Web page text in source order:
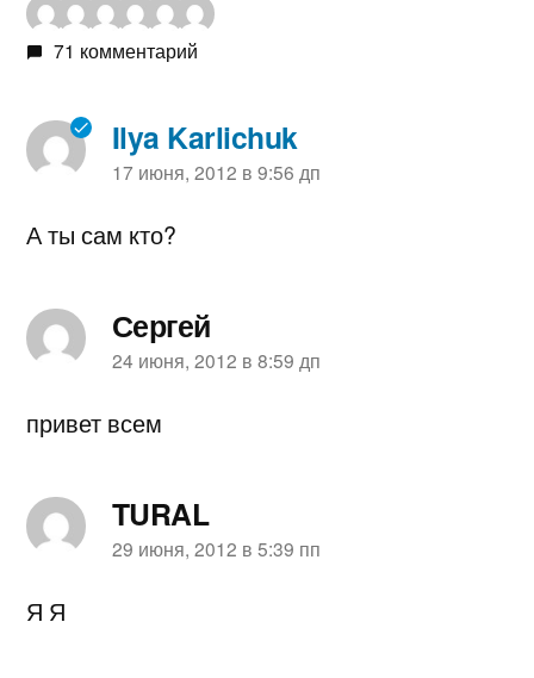
71 комментарий
Ilya Karlichuk
пишет:
17 июня, 2012 в 9:56 дп
А ты сам кто?
Сергей
пишет:
24 июня, 2012 в 8:59 дп
привет всем
TURAL
пишет:
29 июня, 2012 в 5:39 пп
Я Я